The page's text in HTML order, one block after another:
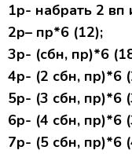
1р- набрать 2 вп
2р– пр*6 (12);
3р- (сбн, пр)*6
4р- (2 сбн, пр)*6
5р- (3 сбн, пр)*6
6р- (4 сбн, пр)*6
7р- (5 сбн, пр)*6